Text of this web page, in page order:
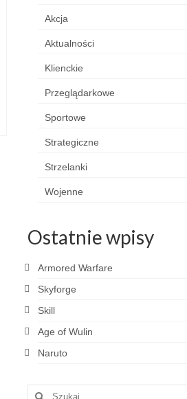
Akcja
Aktualności
Klienckie
Przeglądarkowe
Sportowe
Strategiczne
Strzelanki
Wojenne
Ostatnie wpisy
Armored Warfare
Skyforge
Skill
Age of Wulin
Naruto
Szuklaj